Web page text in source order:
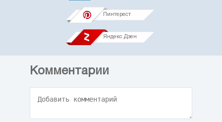
Пинтерест
Яндекс.Дзен
Комментарии